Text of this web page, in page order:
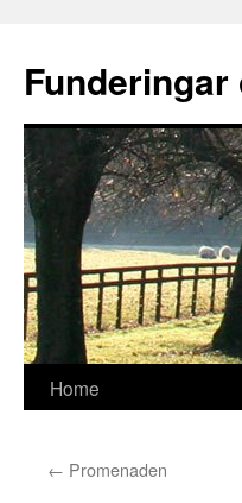
Skip
content
Home
← Promenaden